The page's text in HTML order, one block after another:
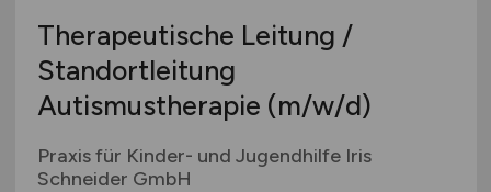
Therapeutische Leitung /
Standortleitung
Autismustherapie (m/w/d)
Praxis für Kinder- und Jugendhilfe Iris
Schneider GmbH